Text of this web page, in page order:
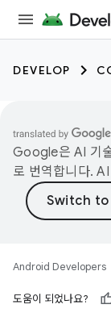
DEVELOP
Google은 AI 기
로 번역합니다.
Android Developers
도움이 되었나요?